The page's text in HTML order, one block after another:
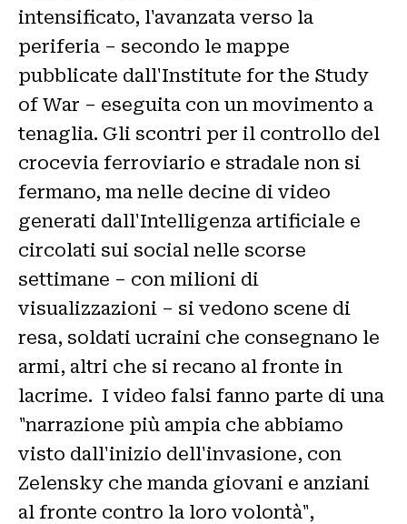
intensificato, l'avanzata verso la
periferia – secondo le mappe
pubblicate dall'Institute for the Study
of War – eseguita con un movimento a
tenaglia. Gli scontri per il controllo del
crocevia ferroviario e stradale non si
fermano, ma nelle decine di video
generati dall'Intelligenza artificiale e
circolati sui social nelle scorse
settimane – con milioni di
visualizzazioni – si vedono scene di
resa, soldati ucraini che consegnano le
armi, altri che si recano al fronte in
lacrime. I video falsi fanno parte di una
"narrazione più ampia che abbiamo
visto dall'inizio dell'invasione, con
Zelensky che manda giovani e anziani
al fronte contro la loro volontà",